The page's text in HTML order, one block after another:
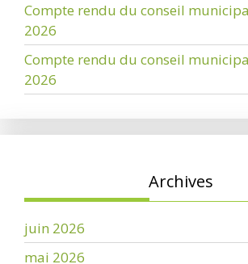
Compte rendu du conseil
2026
Compte rendu du conseil
2026
Archives
juin 2026
mai 2026